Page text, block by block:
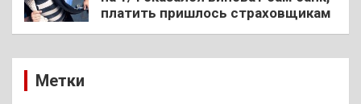
платить пришлось страховщикам
Метки